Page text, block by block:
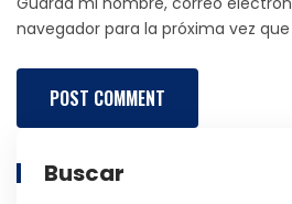
navegador para la próxima vez
Buscar